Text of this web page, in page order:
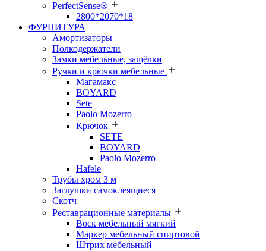
PerfectSense®
2800*2070*18
ФУРНИТУРА
Амортизаторы
Полкодержатели
Замки мебельные, защёлки
Ручки и крючки мебельные
Магамакс
BOYARD
Sete
Paolo Mozerro
Крючок
SETE
BOYARD
Paolo Mozerro
Hafele
Трубы хром 3 м
Заглушки самоклеящиеся
Скотч
Реставрационные материалы
Воск мебельный мягкий
Маркер мебельный спиртовой
Штрих мебельный